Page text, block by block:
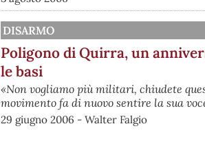
DISARMO
Poligono di Quirra, un
le basi
«Non vogliamo più militari, chiudete
movimento fa di nuovo sentire la sua
29 giugno 2006 - Walter Falgio